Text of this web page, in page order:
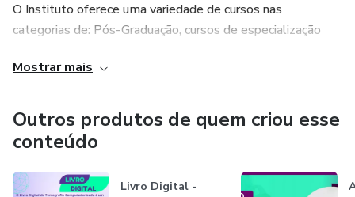
O Instituto oferece uma variedade de cursos nas
categorias de: Pós-Graduação, cursos de especialização
cursos livres e cursos de férias, além de oferecer cursos
e enfermagem, assim como, palestras e workshops para o
público interno e externo, que estão disponíveis em três
períodos matutino, vespertino e noturno, o Instituto abre
suas portas de segunda a sábado e aos domingos
Mostrar mais
Outros produtos de quem criou esse
conteúdo
Livro Digital -